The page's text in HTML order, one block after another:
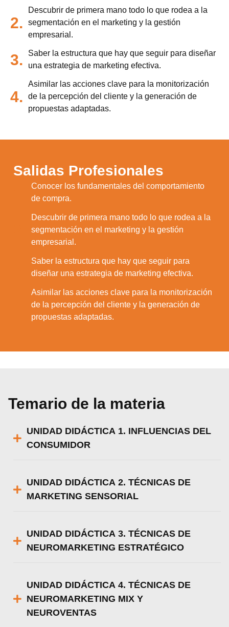
2.
Descubrir de primera mano todo lo que rodea a la
segmentación en el marketing y la gestión
empresarial.
3.
Saber la estructura que hay que seguir para diseñar
una estrategia de marketing efectiva.
4.
Asimilar las acciones clave para la monitorización
de la percepción del cliente y la generación de
propuestas adaptadas.
Salidas Profesionales
Conocer los fundamentales del comportamiento
de compra.
Descubrir de primera mano todo lo que rodea a la
segmentación en el marketing y la gestión
empresarial.
Saber la estructura que hay que seguir para
diseñar una estrategia de marketing efectiva.
Asimilar las acciones clave para la monitorización
de la percepción del cliente y la generación de
propuestas adaptadas.
Temario de la materia
UNIDAD DIDÁCTICA 1. INFLUENCIAS DEL
CONSUMIDOR
UNIDAD DIDÁCTICA 2. TÉCNICAS DE
MARKETING SENSORIAL
UNIDAD DIDÁCTICA 3. TÉCNICAS DE
NEUROMARKETING ESTRATÉGICO
UNIDAD DIDÁCTICA 4. TÉCNICAS DE
NEUROMARKETING MIX Y
NEUROVENTAS
Aceptar
Configurar